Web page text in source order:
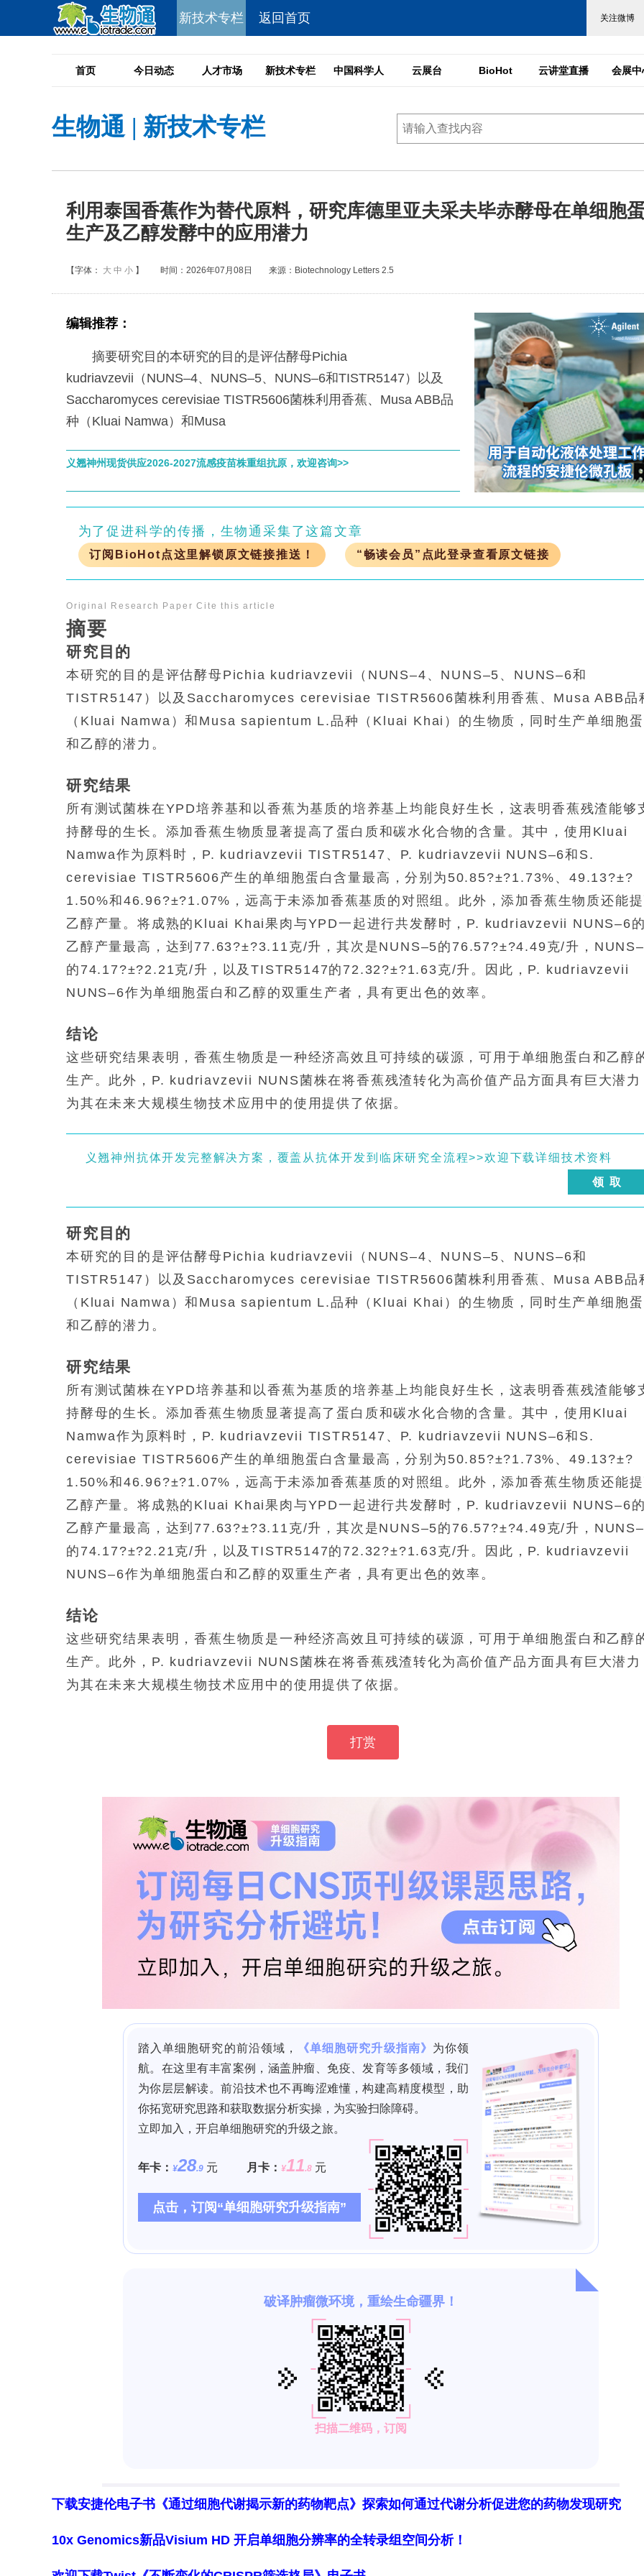
新技术专栏 返回首页
首页 今日动态 人才市场 新技术专栏 中国科学人 云展台 BioHot 云讲堂直播 会展中
生物通 | 新技术专栏
利用泰国香蕉作为替代原料，研究库德里亚夫采夫毕赤酵母在单细胞
生产及乙醇发酵中的应用潜力
【字体： 大 中 小 】 时间：2026年07月08日 来源：Biotechnology Letters 2.5
编辑推荐：
摘要研究目的本研究的目的是评估酵母Pichia
kudriavzevii（NUNS–4、NUNS–5、NUNS–6和TISTR5147）以及
Saccharomyces cerevisiae TISTR5606菌株利用香蕉、Musa ABB品
种（Kluai Namwa）和Musa
义翘神州现货供应2026-2027流感疫苗株重组抗原，欢迎咨询>>
为了促进科学的传播，生物通采集了这篇文章
订阅BioHot点这里解锁原文链接推送！ “畅读会员”点此登录查看原文链接
Original Research Paper Cite this article
摘要
研究目的
本研究的目的是评估酵母Pichia kudriavzevii
（NUNS–4、NUNS–5、NUNS–6和
TISTR5147）以及 Saccharomyces cerevisiae TISTR5606菌株利用香蕉、 Musa ABB 品
（Kluai Namwa）和 Musa sapientum L.品种（Kluai Khai）的生物质，同时生产单细胞
和乙醇的潜力。
研究结果
所有测试菌株在YPD培养基和以香蕉为基质的培养基上均能良好生长，这表明香蕉残渣能够
持酵母的生长。添加香蕉生物质显著提高了蛋白质和碳水化合物的含量。其中，使用Kluai
Namwa作为原料时， P. kudriavzevii TISTR5147、 P. kudriavzevii NUNS–6和 S.
cerevisiae TISTR5606产生的单细胞蛋白含量最高，分别为50.85?±?1.73%、49.13?±?
1.50%和46.96?±?1.07%，远高于未添加香蕉基质的对照组。此外，添加香蕉生物质还能
乙醇产量。将成熟的Kluai Khai果肉与YPD一起进行共发酵时， P. kudriavzevii NUNS–6
乙醇产量最高，达到77.63?±?3.11克/升，其次是NUNS–5的76.57?±?4.49克/升，
的74.17?±?2.21克/升，以及TISTR5147的72.32?±?1.63克/升。因此， P. kudriavzevii
NUNS–6作为单细胞蛋白和乙醇的双重生产者，具有更出色的效率。
结论
这些研究结果表明，香蕉生物质是一种经济高效且可持续的碳源，可用于单细胞蛋白和乙醇
生产。此外， P. kudriavzevii NUNS菌株在将香蕉残渣转化为高价值产品方面具有巨大潜力
为其在未来大规模生物技术应用中的使用提供了依据。
义翘神州抗体开发完整解决方案，覆盖从抗体开发到临床研究全流程>>欢迎下载详细技术资料
领 取
研究目的
本研究的目的是评估酵母Pichia kudriavzevii
（NUNS–4、NUNS–5、NUNS–6和
TISTR5147）以及 Saccharomyces cerevisiae TISTR5606菌株利用香蕉、 Musa ABB 品
（Kluai Namwa）和 Musa sapientum L.品种（Kluai Khai）的生物质，同时生产单细胞
和乙醇的潜力。
研究结果
所有测试菌株在YPD培养基和以香蕉为基质的培养基上均能良好生长，这表明香蕉残渣能够
持酵母的生长。添加香蕉生物质显著提高了蛋白质和碳水化合物的含量。其中，使用Kluai
Namwa作为原料时， P. kudriavzevii TISTR5147、 P. kudriavzevii NUNS–6和 S.
cerevisiae TISTR5606产生的单细胞蛋白含量最高，分别为50.85?±?1.73%、49.13?±?
1.50%和46.96?±?1.07%，远高于未添加香蕉基质的对照组。此外，添加香蕉生物质还能
乙醇产量。将成熟的Kluai Khai果肉与YPD一起进行共发酵时， P. kudriavzevii NUNS–6
乙醇产量最高，达到77.63?±?3.11克/升，其次是NUNS–5的76.57?±?4.49克/升，
的74.17?±?2.21克/升，以及TISTR5147的72.32?±?1.63克/升。因此， P. kudriavzevii
NUNS–6作为单细胞蛋白和乙醇的双重生产者，具有更出色的效率。
结论
这些研究结果表明，香蕉生物质是一种经济高效且可持续的碳源，可用于单细胞蛋白和乙醇
生产。此外， P. kudriavzevii NUNS菌株在将香蕉残渣转化为高价值产品方面具有巨大潜力
为其在未来大规模生物技术应用中的使用提供了依据。
打赏
下载安捷伦电子书《通过细胞代谢揭示新的药物靶点》探索如何通过代谢分析促进您的药物发现研究
10x Genomics新品Visium HD 开启单细胞分辨率的全转录组空间分析！